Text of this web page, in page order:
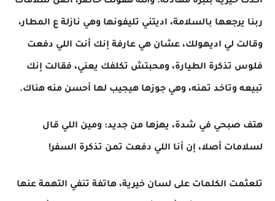
ربنا يرجعها بالسلامة، اديتني تليفونها وهي نازلة ع المطار،
وقالت لي اديهولك، عشان هي عارفة إنك أنت اللي دفعت
فلوس تذكرة الطيارة، ومحبتش تكلفك يعني، فقالت إنك
تبيعه وتاخد تمنه، وهي جوزها هيجيب لها أحسن منه هناك.
هتف صبحي في شدة، يهزها من جديد: ومين اللي قال
لسلامات أصلا، إن أنا اللي دفعت تمن تذكرة السفر!
تلعثمت الكلمات على لسان خيرية، هاتفة تنفي التهمة عنها